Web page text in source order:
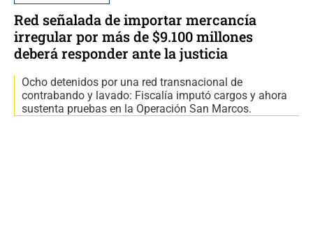
Red señalada de importar mercancía
irregular por más de $9.100 millones
deberá responder ante la justicia
Ocho detenidos por una red transnacional de
contrabando y lavado: Fiscalía imputó cargos y ahora
sustenta pruebas en la Operación San Marcos.